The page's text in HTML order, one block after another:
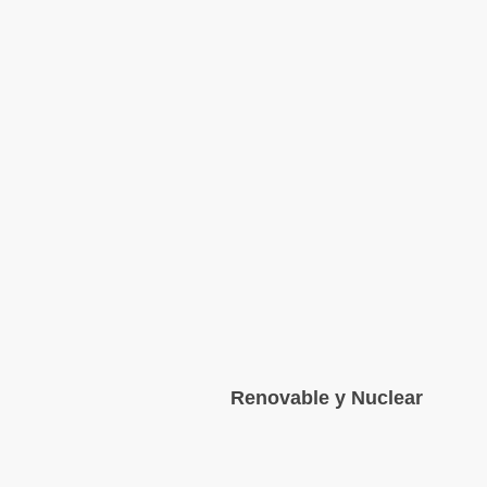
Renovable y Nuclear